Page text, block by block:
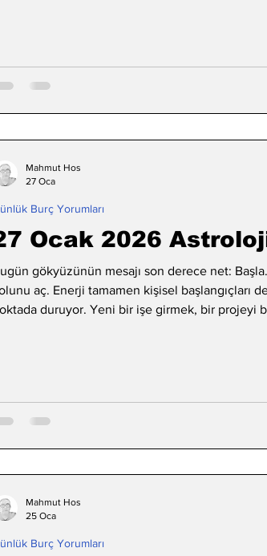
Ocak 2026
gökyüzünün mesajı son derece net:
aç. Enerji tamamen kişisel başlangıçları
duruyor. Yeni bir işe girmek, bir projeyi
Burç Yorumları
Mahmut Hos
27 Oca
Burç Yorumları
Mahmut Hos
25 Oca